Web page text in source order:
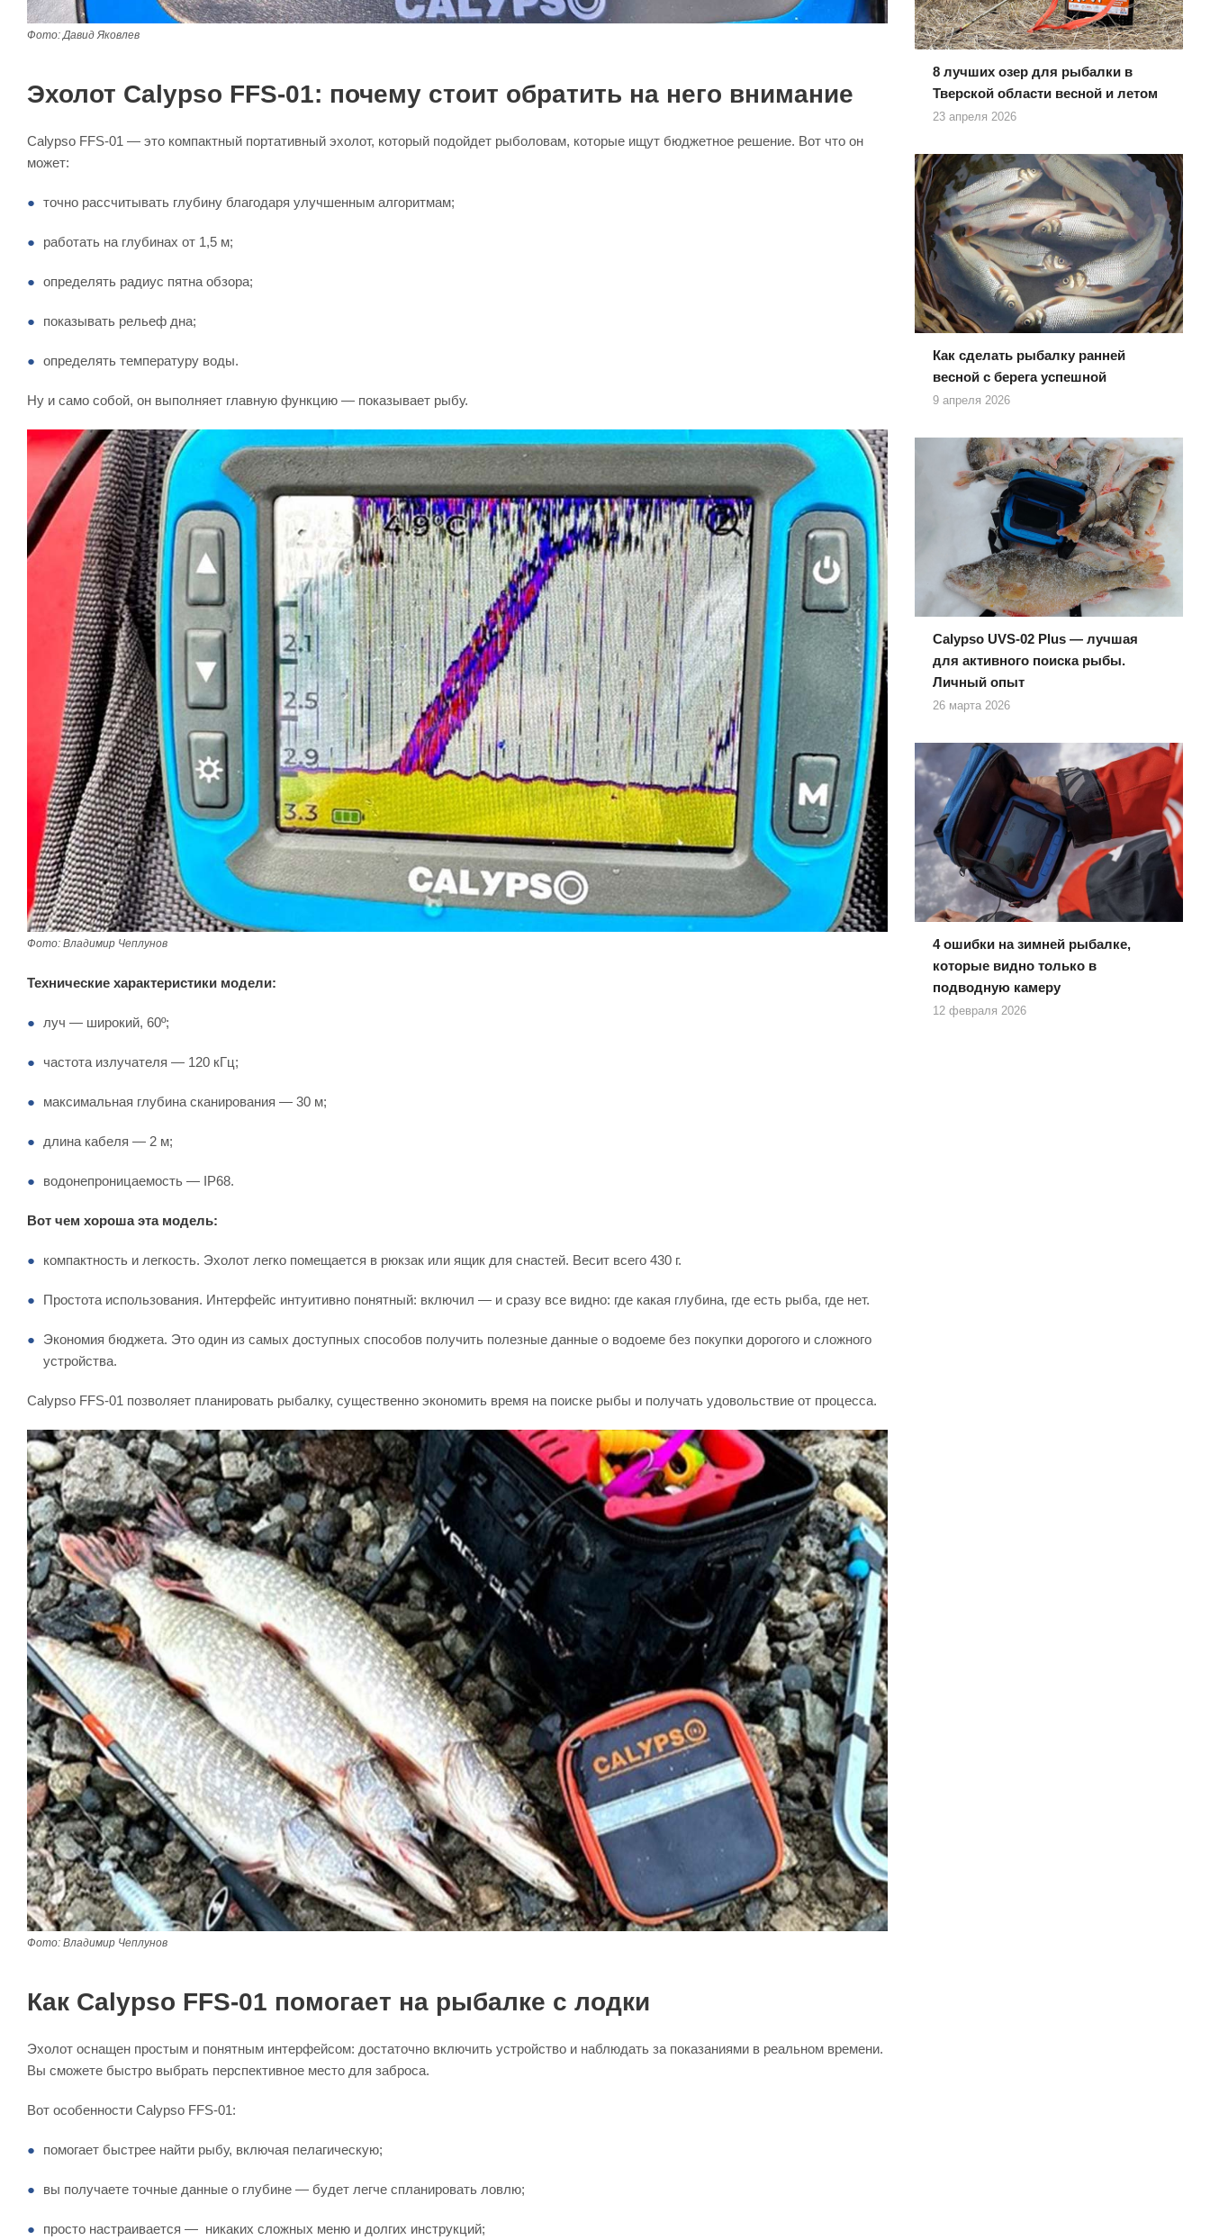
Фото: Давид Яковлев
Эхолот Calypso FFS-01: почему стоит обратить на него внимание
Calypso FFS-01 — это компактный портативный эхолот, который подойдет рыболовам, которые ищут бюджетное решение. Вот что он
может:
точно рассчитывать глубину благодаря улучшенным алгоритмам;
работать на глубинах от 1,5 м;
определять радиус пятна обзора;
показывать рельеф дна;
определять температуру воды.
Ну и само собой, он выполняет главную функцию — показывает рыбу.
Фото: Владимир Чеплунов
Технические характеристики модели:
луч — широкий, 60º;
частота излучателя — 120 кГц;
максимальная глубина сканирования — 30 м;
длина кабеля — 2 м;
водонепроницаемость — IP68.
Вот чем хороша эта модель:
компактность и легкость. Эхолот легко помещается в рюкзак или ящик для снастей. Весит всего 430 г.
Простота использования. Интерфейс интуитивно понятный: включил — и сразу все видно: где какая глубина, где есть рыба, где нет.
Экономия бюджета. Это один из самых доступных способов получить полезные данные о водоеме без покупки дорогого и сложного
устройства.
Calypso FFS-01 позволяет планировать рыбалку, существенно экономить время на поиске рыбы и получать удовольствие от процесса.
Фото: Владимир Чеплунов
Как Calypso FFS-01 помогает на рыбалке с лодки
Эхолот оснащен простым и понятным интерфейсом: достаточно включить устройство и наблюдать за показаниями в реальном времени.
Вы сможете быстро выбрать перспективное место для заброса.
Вот особенности Calypso FFS-01:
помогает быстрее найти рыбу, включая пелагическую;
вы получаете точные данные о глубине — будет легче спланировать ловлю;
просто настраивается — никаких сложных меню и долгих инструкций;
8 лучших озер для рыбалки в
Тверской области весной и летом
23 апреля 2026
Как сделать рыбалку ранней
весной с берега успешной
9 апреля 2026
Calypso UVS-02 Plus — лучшая
для активного поиска рыбы.
Личный опыт
26 марта 2026
4 ошибки на зимней рыбалке,
которые видно только в
подводную камеру
12 февраля 2026